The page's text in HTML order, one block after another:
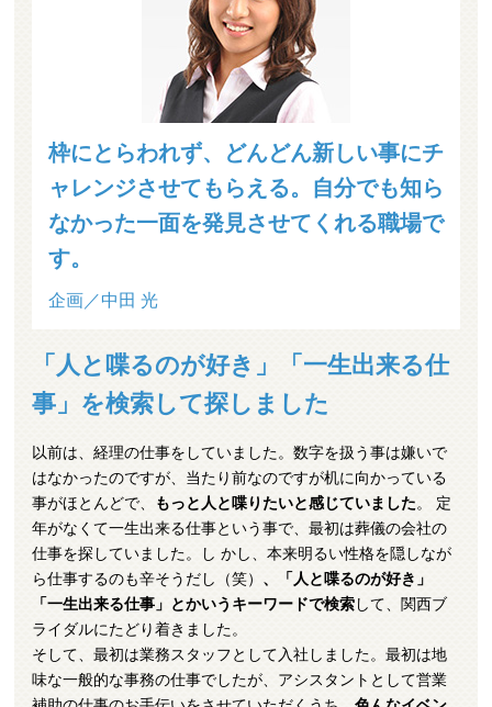
枠にとらわれず、どんどん新しい事にチ
ャレンジさせてもらえる。自分でも知ら
なかった一面を発見させてくれる職場で
す。
企画／中田 光
「人と喋るのが好き」「一生出来る仕
事」を検索して探しました
以前は、経理の仕事をしていました。数字を扱う事は嫌いで
はなかったのですが、当たり前なのですが机に向かっている
事がほとんどで、
もっと人と喋りたいと感じていました。 定
年がなくて一生出来る仕事という事で、最初は葬儀の会社の
仕事を探していました。し かし、本来明るい性格を隠しなが
ら仕事するのも辛そうだし（笑） 、「人と喋るのが好き」
「一生出来る仕事」とかいうキーワードで検索して、関西ブ
ライダルにたどり着きました。
そして、最初は業務スタッフとして入社しました。最初は地
味な一般的な事務の仕事でしたが、アシスタントとして営業